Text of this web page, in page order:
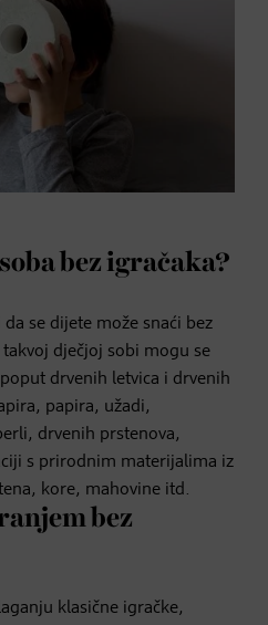
bez igračaka?
da se dijete može snaći bez
dječjoj sobi mogu se
poput drvenih letvica i drvenih
papira, užadi,
drvenih prstenova,
s prirodnim materijalima iz
kore, mahovine itd.
bez
klasične igračke,